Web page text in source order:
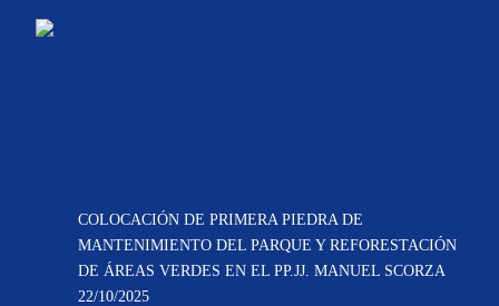
COLOCACIÓN DE PRIMERA PIEDRA DE
MANTENIMIENTO DEL PARQUE Y REFORESTACIÓN
DE ÁREAS VERDES EN EL PP.JJ. MANUEL SCORZA
22/10/2025